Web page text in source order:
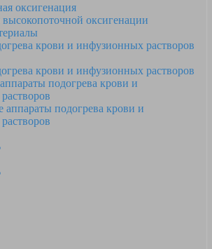
оксигенация
оксигенации
крови и инфузионных растворов
крови и инфузионных растворов
подогрева крови и
аппараты подогрева крови и